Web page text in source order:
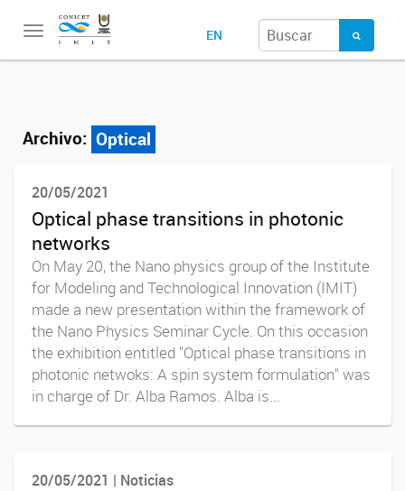
Toggle
EN
Archivo: Optical
20/05/2021
Optical phase transitions in photonic
networks
On May 20, the Nano physics group of the Institute
for Modeling and Technological Innovation (IMIT)
made a new presentation within the framework of
the Nano Physics Seminar Cycle. On this occasion
the exhibition entitled "Optical phase transitions in
photonic netwoks: A spin system formulation" was
in charge of Dr. Alba Ramos. Alba is...
20/05/2021 | Noticias